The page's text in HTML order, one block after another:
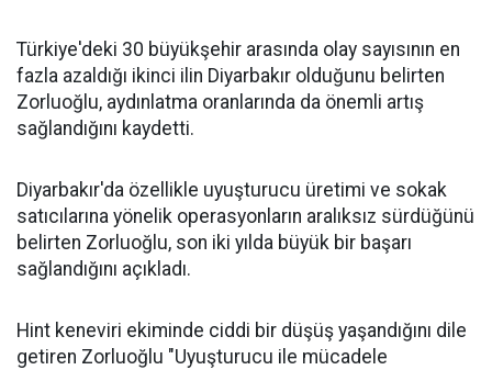
Türkiye'deki 30 büyükşehir arasında olay sayısının en
fazla azaldığı ikinci ilin Diyarbakır olduğunu belirten
Zorluoğlu, aydınlatma oranlarında da önemli artış
sağlandığını kaydetti.
Diyarbakır'da özellikle uyuşturucu üretimi ve sokak
satıcılarına yönelik operasyonların aralıksız sürdüğünü
belirten Zorluoğlu, son iki yılda büyük bir başarı
sağlandığını açıkladı.
Hint keneviri ekiminde ciddi bir düşüş yaşandığını dile
getiren Zorluoğlu "Uyuşturucu ile mücadele